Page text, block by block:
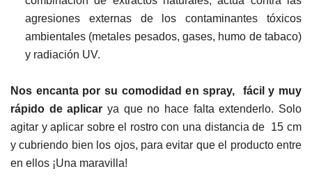
agresiones externas de los contaminantes tóxicos
ambientales (metales pesados, gases, humo de tabaco)
y radiación UV.
Nos encanta por su comodidad en spray, fácil y muy
rápido de aplicar ya que no hace falta extenderlo. Solo
agitar y aplicar sobre el rostro con una distancia de 15 cm
y cubriendo bien los ojos, para evitar que el producto entre
en ellos ¡Una maravilla!